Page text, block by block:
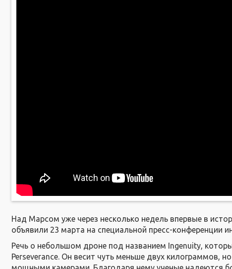
Над Марсом уже через несколько недель впервые в
объявили 23 марта на специальной пресс-конференции
Речь о небольшом дроне под названием Ingenuity,
Perseverance. Он весит чуть меньше двух килограммов,